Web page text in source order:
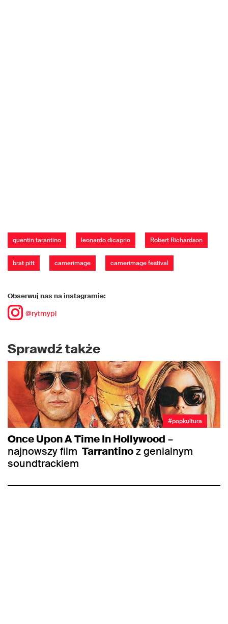
quentin tarantino leonardo dicaprio Robert Richardson
brat pitt camerimage camerimage festival
Obserwuj nas na instagramie:
@rytmypl
Sprawdź także
#popkultura
Once Upon A Time In Hollywood –
najnowszy film Tarrantinoz genialnym
soundtrackiem